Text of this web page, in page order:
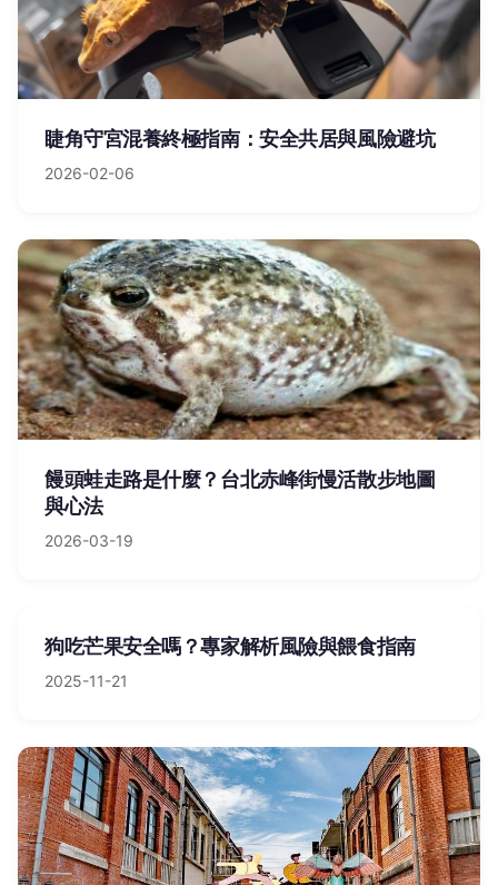
睫角守宮混養終極指南：安全共居與風險避坑
2026-02-06
饅頭蛙走路是什麼？台北赤峰街慢活散步地圖
與心法
2026-03-19
狗吃芒果安全嗎？專家解析風險與餵食指南
2025-11-21